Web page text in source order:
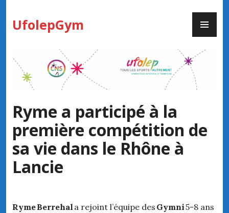
to
content
UfolepGym
Ryme a participé à la
première compétition de
sa vie dans le Rhône à
Lancie
RymeBerrehal a rejoint l’équipe des Gymni5-8 ans